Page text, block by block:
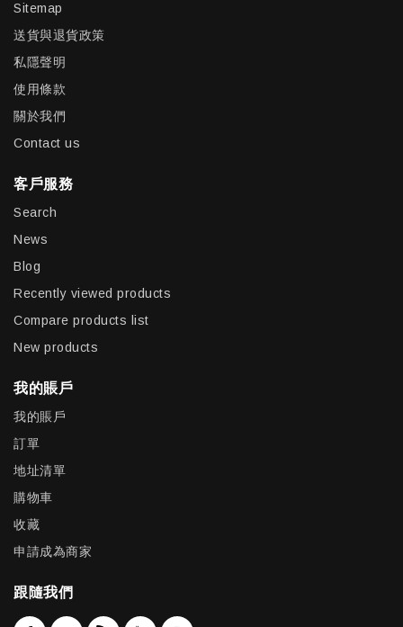
Sitemap
送貨與退貨政策
私隱聲明
使用條款
關於我們
Contact us
客戶服務
Search
News
Blog
Recently viewed products
Compare products list
New products
我的賬戶
我的賬戶
訂單
地址清單
購物車
收藏
申請成為商家
跟隨我們